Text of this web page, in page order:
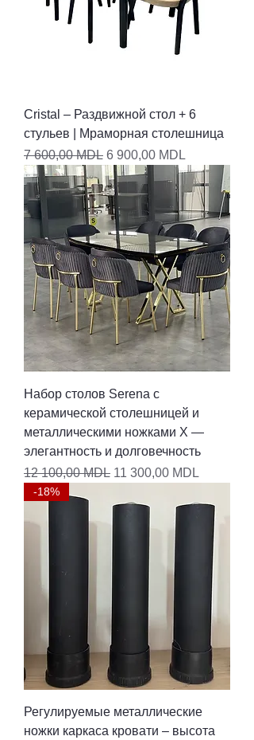
Cristal – Раздвижной стол + 6
стульев | Мраморная столешница
Обычная цена
7 600,00 MDL Цена со скидкой
6 900,00 MDL
Набор столов Serena с
керамической столешницей и
металлическими ножками X —
элегантность и долговечность
Обычная цена
12 100,00 MDL Цена со скидкой
11 300,00 MDL
-18%
Регулируемые металлические
ножки каркаса кровати – высота